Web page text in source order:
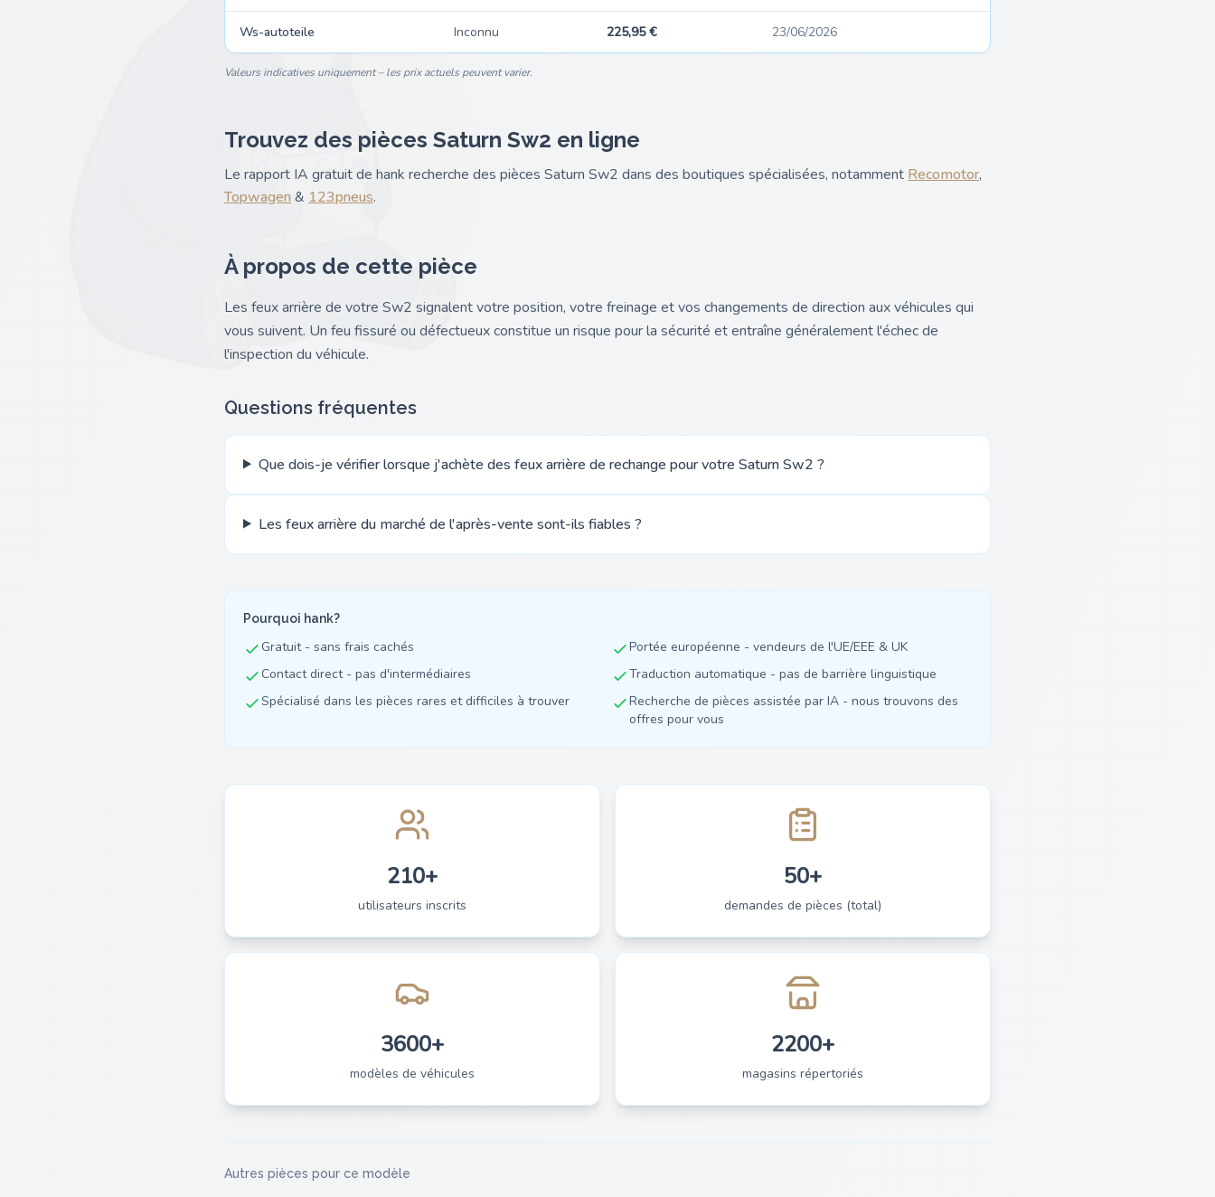
Ws-autoteile Inconnu 225,95 € 23/06/2026
Valeurs indicatives uniquement – les prix actuels peuvent varier.
Trouvez des pièces Saturn Sw2 en ligne
Le rapport IA gratuit de hank recherche des pièces Saturn Sw2 dans des boutiques spécialisées, notamment Recomotor,
Topwagen & 123pneus.
À propos de cette pièce
Les feux arrière de votre Sw2 signalent votre position, votre freinage et vos changements de direction aux véhicules qui
vous suivent. Un feu fissuré ou défectueux constitue un risque pour la sécurité et entraîne généralement l'échec de
l'inspection du véhicule.
Questions fréquentes
Que dois-je vérifier lorsque j'achète des feux arrière de rechange pour votre Saturn Sw2 ?
Les feux arrière du marché de l'après-vente sont-ils fiables ?
Pourquoi hank?
Gratuit - sans frais cachés
Portée européenne - vendeurs de l'UE/EEE & UK
Contact direct - pas d'intermédiaires
Traduction automatique - pas de barrière linguistique
Spécialisé dans les pièces rares et difficiles à trouver
Recherche de pièces assistée par IA - nous trouvons des
offres pour vous
210+
utilisateurs inscrits
50+
demandes de pièces (total)
3600+
modèles de véhicules
2200+
magasins répertoriés
Autres pièces pour ce modèle